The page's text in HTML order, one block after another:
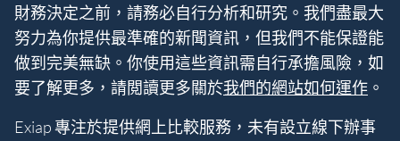
財務決定之前，請務必自行分析和研究。我們盡最大
努力為你提供最準確的新聞資訊，但我們不能保證能
做到完美無缺。你使用這些資訊需自行承擔風險，如
要了解更多，請閲讀更多關於我們的網站如何運作 。
Exiap 專注於提供網上比較服務，未有設立線下辦事